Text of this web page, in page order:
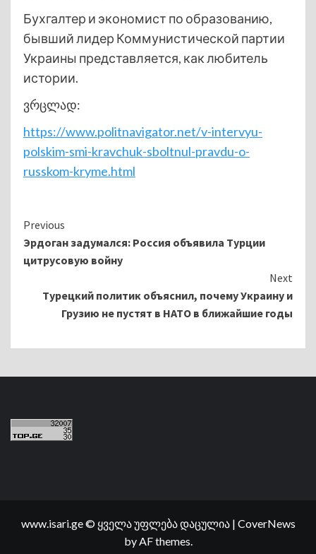
Бухгалтер и экономист по образованию,
бывший лидер Коммунистической партии
Украины представляется, как любитель
истории.
ვრცლად:
https://www.politnavigator.net/v-intervyu-
polskim-smi-kravchuk-sboltnul-pravdu-o-
russkom-kryme.html
Continue
Reading
Previous
Эрдоган задумался: Россия объявила Турции
цитрусовую войну
Next
Турецкий политик объяснил, почему Украину и
Грузию не пустят в НАТО в ближайшие годы
www.isari.ge © ყველა უფლება დაცულია | CoverNews
by AF themes.